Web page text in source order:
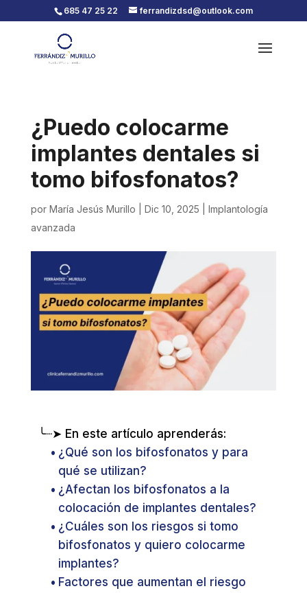
685 47 25 22 ferrandizdsd@outlook.com
¿Puedo colocarme
implantes dentales si
tomo bifosfonatos?
por María Jesús Murillo Dic 10, 2025
Implantología
avanzada
╰┈➤ En este artículo aprenderás:
¿Qué son los bifosfonatos y para
qué se utilizan?
¿Afectan los bifosfonatos a la
colocación de implantes dentales?
¿Cuáles son los riesgos si tomo
bifosfonatos y quiero colocarme
implantes?
Factores que aumentan el riesgo